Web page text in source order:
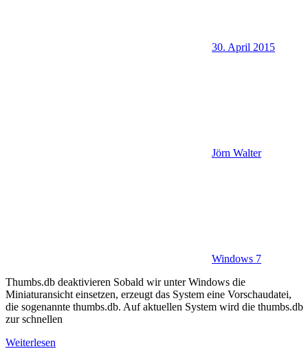
30. April 2015
Jörn Walter
Windows 7
Thumbs.db deaktivieren Sobald wir unter Windows die
Miniaturansicht einsetzen, erzeugt das System eine Vorschaudatei,
die sogenannte thumbs.db. Auf aktuellen System wird die thumbs.db
zur schnellen
Weiterlesen